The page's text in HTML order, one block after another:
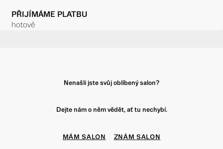
PŘIJÍMÁME PLATBU
hotově
Nenašli jste svůj oblíbený salon?
Dejte nám o něm vědět, ať tu nechybí.
MÁM SALON ZNÁM SALON